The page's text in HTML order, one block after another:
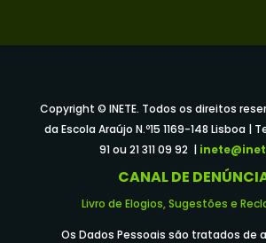
Copyright © INETE. Todos os direitos
da Escola Araújo N.º15 1169-148 Lisboa |
91 ou 21 311 09 92 |
CANAL DE
Livro de Elogios, Sugestões e
Os Dados Pessoais são tratados de